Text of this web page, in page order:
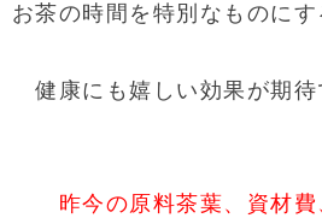
お茶の時間を特別なものに
健康にも嬉しい効果が期
昨今の原料茶葉、資材